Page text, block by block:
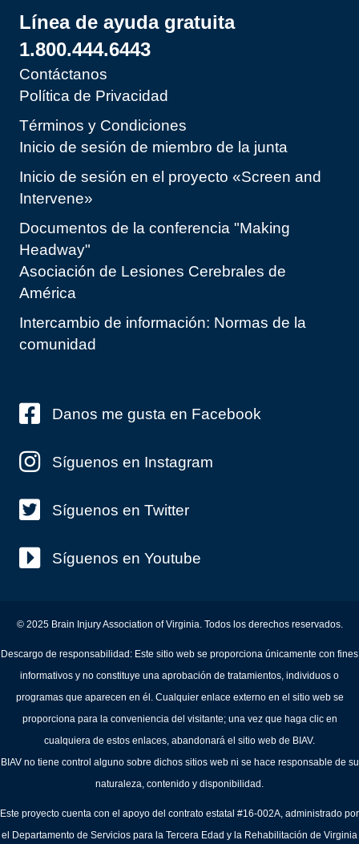
Línea de ayuda gratuita
1.800.444.6443
Contáctanos
Política de Privacidad
Términos y Condiciones
Inicio de sesión de miembro de la junta
Inicio de sesión en el proyecto «Screen and
Intervene»
Documentos de la conferencia "Making
Headway"
Asociación de Lesiones Cerebrales de
América
Intercambio de información: Normas de la
comunidad
Danos me gusta en Facebook
Síguenos en Instagram
Síguenos en Twitter
Síguenos en Youtube
© 2025 Brain Injury Association of Virginia. Todos los derechos reservados.
Descargo de responsabilidad: Este sitio web se proporciona únicamente con fines
informativos y no constituye una aprobación de tratamientos, individuos o
programas que aparecen en él. Cualquier enlace externo en el sitio web se
proporciona para la conveniencia del visitante; una vez que haga clic en
cualquiera de estos enlaces, abandonará el sitio web de BIAV.
BIAV no tiene control alguno sobre dichos sitios web ni se hace responsable de su
naturaleza, contenido y disponibilidad.
Este proyecto cuenta con el apoyo del contrato estatal #16-002A, administrado por
el Departamento de Servicios para la Tercera Edad y la Rehabilitación de Virginia